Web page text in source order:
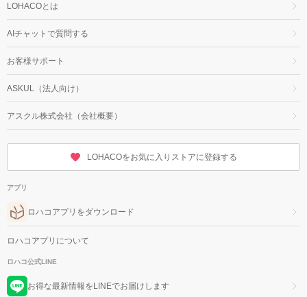
LOHACOとは
AIチャットで質問する
お客様サポート
ASKUL（法人向け）
アスクル株式会社（会社概要）
LOHACOをお気に入りストアに登録する
アプリ
ロハコアプリをダウンロード
ロハコアプリについて
ロハコ公式LINE
お得な最新情報をLINEでお届けします